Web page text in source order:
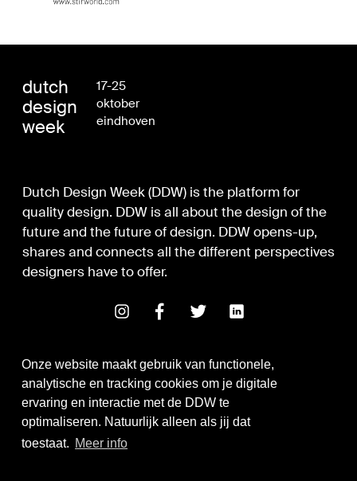
Onze website maakt gebruik van functionele,
analytische en tracking cookies om je digitale
ervaring en interactie met de DDW te
optimaliseren. Natuurlijk alleen als jij dat
toestaat. Meer info
dutch
design
week
17-25
oktober
eindhoven
Dutch Design Week (DDW) is the platform for
quality design. DDW is all about the design of the
future and the future of design. DDW opens-up,
shares and connects all the different perspectives
designers have to offer.